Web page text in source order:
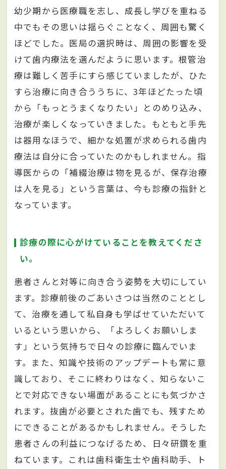
幼少期から医療職を志し、成長し学びを重ねる
中でもその思いは揺らぐことなく、周囲も驚く
ほどでした。医局の選択時は、周囲の影響を受
けて歯内療法を選んだように思います。根管治
療は難しく苦手にすら感じていましたが、ひた
すら治療に向き合ううちに、3年ほどたった頃
から「もっとうまくなりたい」とのめり込み、
治療が楽しくなっていきました。もともと手先
は器用なほうで、細かな処置が求められる歯内
療法は自分に合っていたのかもしれません。指
導医からの「補綴治療は物を見るが、保存治療
は人を見る」という言葉は、今も診療の指針と
なっています。
診療の際に心がけていることを教えてくださ
い。
患者さんと対等に向き合う姿勢を大切にしてい
ます。診療前後のごあいさつは当然のこととし
て、治療を通して私自身も学ばせていただいて
いるという思いから、「よろしくお願いしま
す」という気持ちで日々の診療に臨んでいま
す。また、知識や技術のアップデートも常に意
識しており、そこに終わりはなく、知らないこ
とで対応できない場面があることにも気づかさ
れます。抜歯が必要とされた歯でも、残すため
にできることがあるかもしれません。そうした
患者さんの利益につなげるため、日々研鑽を重
ねています。これは歯科衛生士や歯科助手、ト